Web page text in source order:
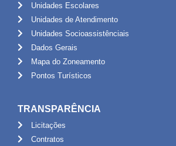
Unidades Escolares
Unidades de Atendimento
Unidades Socioassistênciais
Dados Gerais
Mapa do Zoneamento
Pontos Turísticos
TRANSPARÊNCIA
Licitações
Contratos